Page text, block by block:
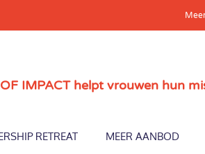
IMPACT helpt vrouwen hun
RETREAT MEER AANBOD